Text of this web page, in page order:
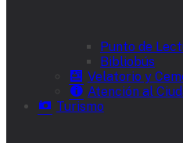
Punto de
Bibliobús
Velatorio y
Atención al
Turismo